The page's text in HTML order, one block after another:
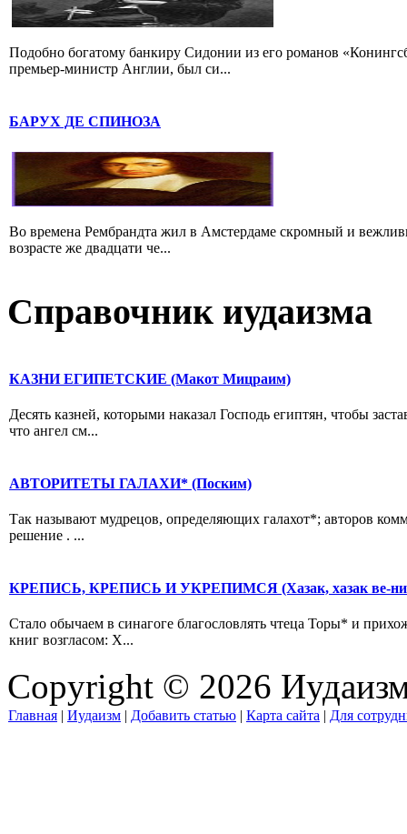
Подобно богатому банкиру Сидонии из его романов
премьер-министр Англии, был си...
БАРУХ ДЕ СПИНОЗА
Во времена Рембрандта жил в Амстердаме скромный и
возрасте же двадцати че...
Справочник иудаизма
КАЗНИ ЕГИПЕТСКИЕ (Макот Мицраим)
Десять казней, которыми наказал Господь египтян, чтобы
что ангел см...
АВТОРИТЕТЫ ГАЛАХИ* (Поским)
Так называют мудрецов, определяющих галахот*; авторов
решение . ...
КРЕПИСЬ, КРЕПИСЬ И УКРЕПИМСЯ (Хазак, хазак ве-
Стало обычаем в синагоге благословлять чтеца Торы* и
книг возгласом: Х...
Copyright © 2026
Главная | Иудаизм | Добавить статью | Карта сайта | Для